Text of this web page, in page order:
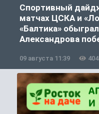
Спортивный
матчах ЦСКА и
«Балтика»
Александрова
09 августа 11:39 404